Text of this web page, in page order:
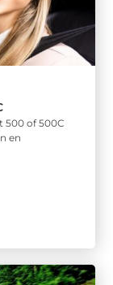
500 of 500C
en